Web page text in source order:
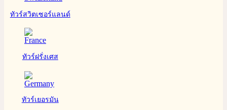
ทัวร์สวิตเซอร์แลนด์
ทัวร์ฝรั่งเศส
ทัวร์เยอรมัน